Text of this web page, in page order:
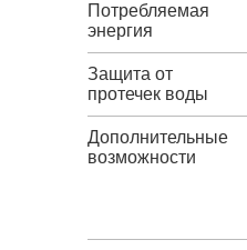
Потребляемая
энергия
Защита от
протечек воды
Дополнительные
возможности